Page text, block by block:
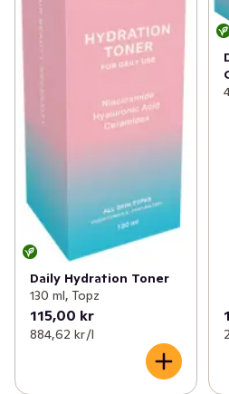
Daily Hydration Toner
130 ml, Topz
115,00 kr
884,62 kr /l